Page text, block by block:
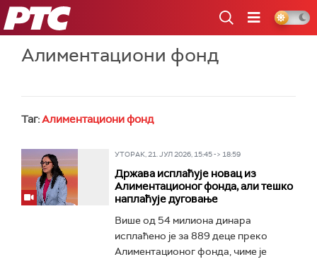
РТС
Алиментациони фонд
Таг:Алиментациони фонд
УТОРАК, 21. ЈУЛ 2026, 15:45 -> 18:59
Држава исплаћује новац из
Алиментационог фонда, али тешко
наплаћује дуговање
Више од 54 милиона динара
исплаћено је за 889 деце преко
Алиментационог фонда, чиме је